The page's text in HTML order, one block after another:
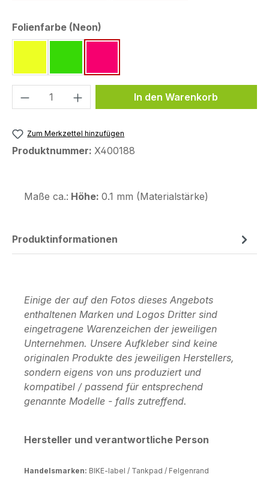
Folienfarbe (Neon)
Produkt Anzahl: Gib denIn den Warenkorb
Zum Merkzettel hinzufügen
Produktnummer: X400188
Maße ca.: Höhe: 0.1 mm (Materialstärke)
Produktinformationen
Einige der auf den Fotos dieses Angebots
enthaltenen Marken und Logos Dritter sind
eingetragene Warenzeichen der jeweiligen
Unternehmen. Unsere Aufkleber sind keine
originalen Produkte des jeweiligen Herstellers,
sondern eigens von uns produziert und
kompatibel / passend für entsprechend
genannte Modelle - falls zutreffend.
Hersteller und verantwortliche Person
Handelsmarken: BIKE-label / Tankpad / Felgenrand